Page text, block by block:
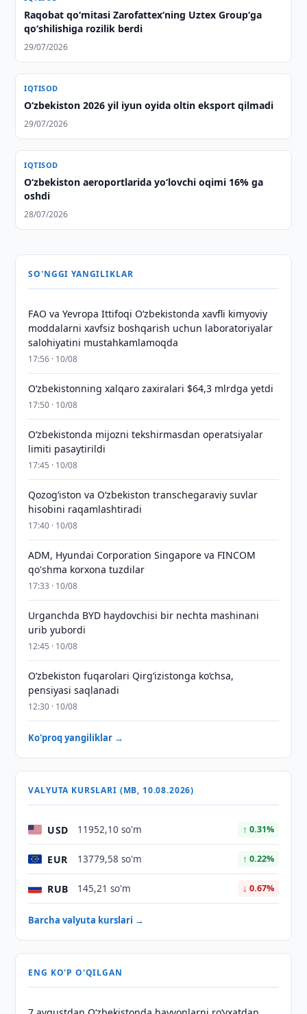
Raqobat qo‘mitasi Zarofattex‘ning Uztex Group‘ga
qo‘shilishiga rozilik berdi
29/07/2026
IQTISOD
O‘zbekiston 2026 yil iyun oyida oltin eksport qilmadi
29/07/2026
IQTISOD
O‘zbekiston aeroportlarida yo‘lovchi oqimi 16% ga
oshdi
28/07/2026
SO'NGGI YANGILIKLAR
FAO va Yevropa Ittifoqi O‘zbekistonda xavfli kimyoviy
moddalarni xavfsiz boshqarish uchun laboratoriyalar
salohiyatini mustahkamlamoqda
17:56 · 10/08
O‘zbekistonning xalqaro zaxiralari $64,3 mlrdga yetdi
17:50 · 10/08
O‘zbekistonda mijozni tekshirmasdan operatsiyalar
limiti pasaytirildi
17:45 · 10/08
Qozog‘iston va O‘zbekiston transchegaraviy suvlar
hisobini raqamlashtiradi
17:40 · 10/08
ADM, Hyundai Corporation Singapore va FINCOM
qo'shma korxona tuzdilar
17:33 · 10/08
Urganchda BYD haydovchisi bir nechta mashinani
urib yubordi
12:45 · 10/08
O‘zbekiston fuqarolari Qirg‘izistonga ko‘chsa,
pensiyasi saqlanadi
12:30 · 10/08
Ko'proq yangiliklar →
VALYUTA KURSLARI (MB, 10.08.2026)
USD 11952,10 so'm ↑ 0.31%
EUR 13779,58 so'm ↑ 0.22%
RUB 145,21 so'm ↓ 0.67%
Barcha valyuta kurslari →
ENG KO'P O'QILGAN